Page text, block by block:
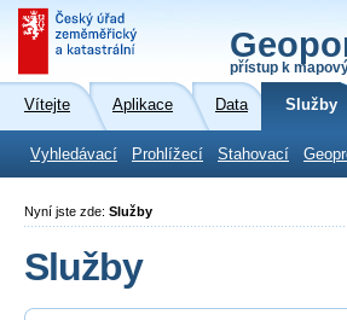
přístup k
Vítejte Aplikace Data Služby
Vyhledávací Prohlížecí Stahovací
Nyní jste zde: Služby
Služby